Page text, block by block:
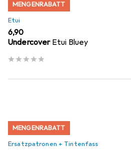
MENGENRABATT
Etui
EUR
6,90
Undercover Etui Bluey
MENGENRABATT
Ersatzpatronen + Tintenfass